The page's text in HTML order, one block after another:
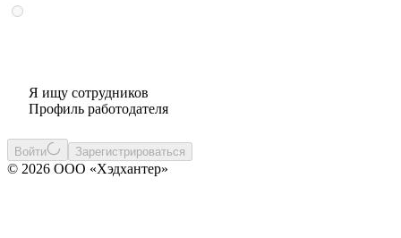
Я ищу сотрудников
Профиль работодателя
Войти Зарегистрироваться
© 2026 ООО «Хэдхантер»